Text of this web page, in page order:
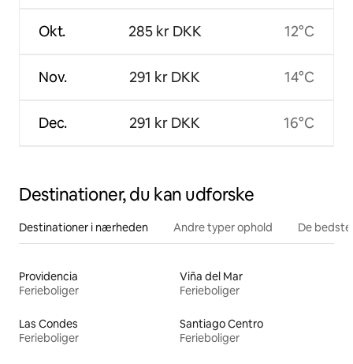
Okt.
Nov.
Dec.
285 kr DKK
291 kr DKK
291 kr DKK
12°C
14°C
16°C
Destinationer, du kan udforske
Destinationer i nærheden Andre typer ophold De
Providencia
Ferieboliger
Viña del Mar
Ferieboliger
Las Condes
Ferieboliger
Santiago Centro
Ferieboliger